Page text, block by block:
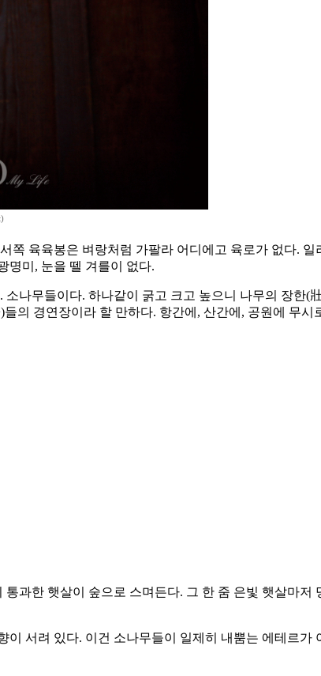
육육봉은 벼랑처럼 가팔라 어디에고 육로가 없다. 일
명미, 눈을 뗄 겨를이 없다.
나무들이다. 하나같이 굵고 크고 높으니 나무의 장한(
의 경연장이라 할 만하다. 항간에, 산간에, 공원에 무시
과한 햇살이 숲으로 스며든다. 그 한 줌 은빛 햇살마저
서려 있다. 이건 소나무들이 일제히 내뿜는 에테르가